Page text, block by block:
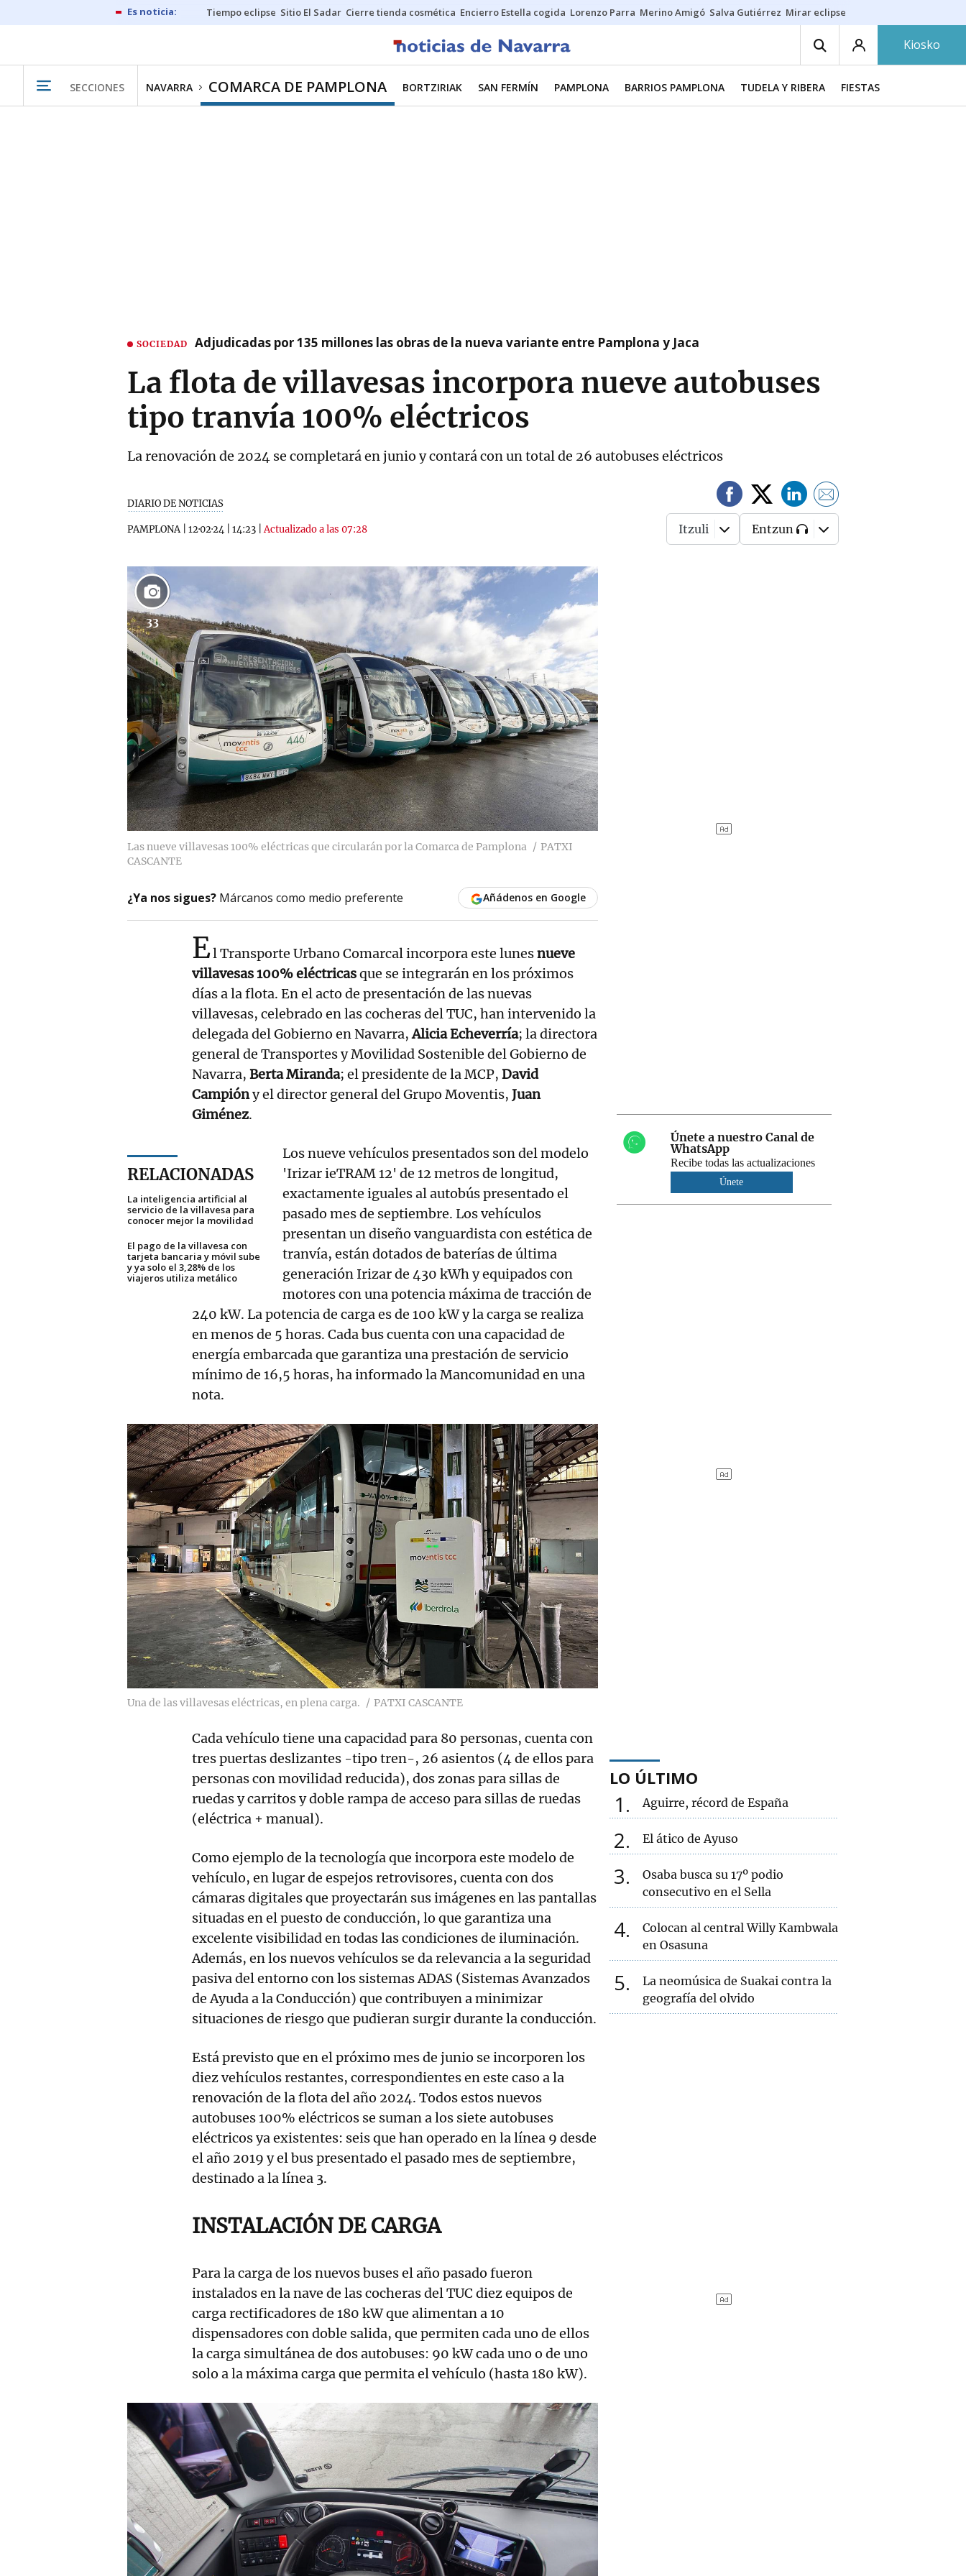
Tiempo eclipse Sitio El Sadar Cierre tienda cosmética Encierro Estella cogida Lorenzo Parra Merino Amigó Salva Gutiérrez Mirar eclipse
Kiosko
SECCIONES NAVARRA COMARCA DE PAMPLONA BORTZIRIAK SAN FERMÍN PAMPLONA BARRIOS PAMPLONA TUDELA Y RIBERA FIESTAS
SOCIEDAD Adjudicadas por 135 millones las obras de la nueva variante entre Pamplona y Jaca
La flota de villavesas incorpora nueve autobuses
tipo tranvía 100% eléctricos
La renovación de 2024 se completará en junio y contará con un total de 26 autobuses eléctricos
DIARIO DE NOTICIAS
PAMPLONA| 12·02·24 14:23 |Actualizado a las 07:28 Itzuli Entzun
33
Las nueve villavesas 100% eléctricas que circularán por la Comarca de Pamplona
PATXI
CASCANTE
¿Ya nos sigues? Márcanos como medio preferente Añádenos en Google
El Transporte Urbano Comarcal incorpora este lunesnueve
villavesas 100% eléctricasque se integrarán en los próximos
días a la flota. En el acto de presentación de las nuevas
villavesas, celebrado en las cocheras del TUC, han intervenido la
delegada del Gobierno en Navarra,Alicia Echeverría; la directora
general de Transportes y Movilidad Sostenible del Gobierno de
Navarra, Berta Miranda; el presidente de la MCP, David
Campióny el director general del Grupo Moventis, Juan
Giménez.
RELACIONADAS
La inteligencia artificial al
servicio de la villavesa para
conocer mejor la movilidad
El pago de la villavesa con
tarjeta bancaria y móvil sube
y ya solo el 3,28% de los
viajeros utiliza metálico
Los nueve vehículos presentados son del modelo
'Irizar ieTRAM 12' de 12 metros de longitud,
exactamente iguales al autobús presentado el
pasado mes de septiembre. Los vehículos
presentan un diseño vanguardista con estética de
tranvía, están dotados de baterías de última
generación Irizar de 430 kWh y equipados con
motores con una potencia máxima de tracción de
240 kW. La potencia de carga es de 100 kW y la carga se realiza
en menos de 5 horas. Cada bus cuenta con una capacidad de
energía embarcada que garantiza una prestación de servicio
mínimo de 16,5 horas, ha informado la Mancomunidad en una
nota.
Una de las villavesas eléctricas, en plena carga. PATXI CASCANTE
Cada vehículo tiene una capacidad para 80 personas, cuenta con
tres puertas deslizantes -tipo tren-, 26 asientos (4 de ellos para
personas con movilidad reducida), dos zonas para sillas de
ruedas y carritos y doble rampa de acceso para sillas de ruedas
(eléctrica + manual).
Como ejemplo de la tecnología que incorpora este modelo de
vehículo, en lugar de espejos retrovisores, cuenta con dos
cámaras digitales que proyectarán sus imágenes en las pantallas
situadas en el puesto de conducción, lo que garantiza una
excelente visibilidad en todas las condiciones de iluminación.
Además, en los nuevos vehículos se da relevancia a la seguridad
pasiva del entorno con los sistemas ADAS (Sistemas Avanzados
de Ayuda a la Conducción) que contribuyen a minimizar
situaciones de riesgo que pudieran surgir durante la conducción.
Está previsto que en el próximo mes de junio se incorporen los
diez vehículos restantes, correspondientes en este caso a la
renovación de la flota del año 2024. Todos estos nuevos
autobuses 100% eléctricos se suman a los siete autobuses
eléctricos ya existentes: seis que han operado en la línea 9 desde
el año 2019 y el bus presentado el pasado mes de septiembre,
destinado a la línea 3.
INSTALACIÓN DE CARGA
Para la carga de los nuevos buses el año pasado fueron
instalados en la nave de las cocheras del TUC diez equipos de
carga rectificadores de 180 kW que alimentan a 10
dispensadores con doble salida, que permiten cada uno de ellos
la carga simultánea de dos autobuses: 90 kW cada uno o de uno
solo a la máxima carga que permita el vehículo (hasta 180 kW).
Únete a nuestro Canal de
WhatsApp
Recibe todas las actualizaciones
Únete
LO ÚLTIMO
1 Aguirre, récord de España
2 El ático de Ayuso
3
Osaba busca su 17º podio
consecutivo en el Sella
4
Colocan al central Willy Kambwala
en Osasuna
5
La neomúsica de Suakai contra la
geografía del olvido